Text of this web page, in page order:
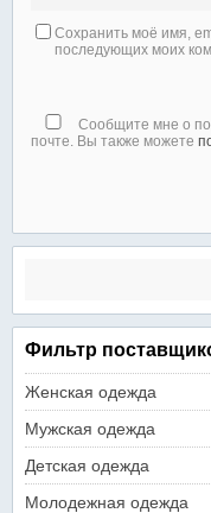
Сохранить моё имя,
последующих моих
Сообщите мне о
почте. Вы также можете
Фильтр
Женская одежда
Мужская одежда
Детская одежда
Молодежная одежда